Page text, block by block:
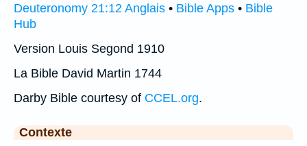
Deuteronomy 21:12 Anglais • Bible Apps • Bible
Hub
Version Louis Segond 1910
La Bible David Martin 1744
Darby Bible courtesy of CCEL.org.
Contexte